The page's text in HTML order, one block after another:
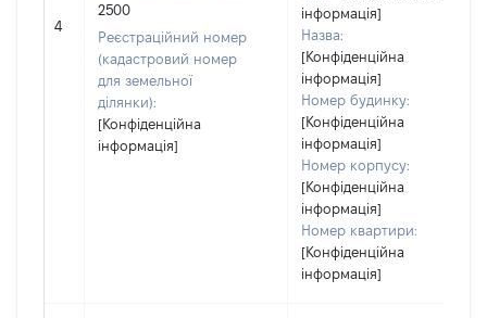
4
2500
Реєстраційний номер
(кадастровий номер
для земельної
ділянки):
[Конфіденційна
інформація]
інформація]
Назва:
[Конфіденційна
інформація]
Номер будинку:
[Конфіденційна
інформація]
Номер корпусу:
[Конфіденційна
інформація]
Номер квартири:
[Конфіденційна
інформація]